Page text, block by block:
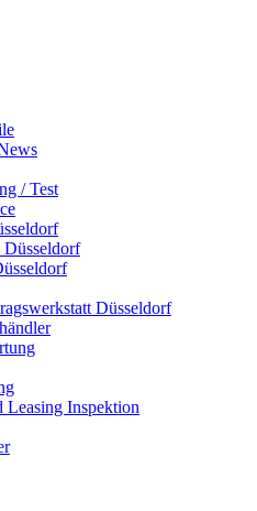
/ Test
Düsseldorf
Düsseldorf
Leasing Inspektion